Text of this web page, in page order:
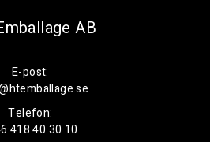
AB
E-post:
Telefon:
418 40 30 10